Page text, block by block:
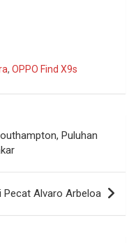
, OPPO Find X9s
Puluhan
Pecat Alvaro Arbeloa